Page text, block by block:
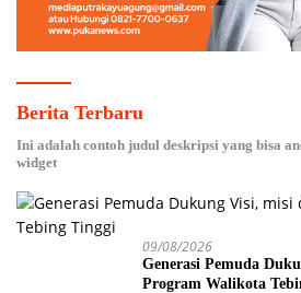
Berita Terbaru
Ini adalah contoh judul deskripsi yang bisa
widget
09/08/2026
Generasi Pemuda
Program Walikota